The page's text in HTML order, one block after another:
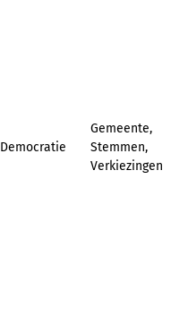
Democratie
Gemeente,
Stemmen,
Verkiezingen